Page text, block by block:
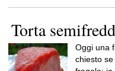
Torta
Oggi una
chiesto